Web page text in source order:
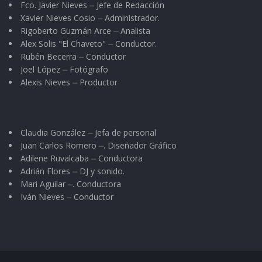
preparados.
–¿Qué promoverías de Jala para el
proyecto Pueblo Mágico?
La basílica Lateranense, que de hecho ya hay un
Se le han hecho algunos arreglos, pero nos
gustaría que más personas de este país
pudieran conocer no sólo su historia
arquitectónica, sino religiosa.
Fco. Javier Nieves ⏤ Jefe de Redacción
Xavier Nieves Cosio ⏤ Administrador.
Rigoberto Guzmán Arce ⏤ Analista
Alex Solis "El Chaveto" ⏤ Conductor.
Rubén Becerra ⏤ Conductor
Joel López ⏤ Fotógrafo
Alexis Nieves ⏤ Productor
Claudia González ⏤ Jefa de personal
Juan Carlos Romero ⏤. Diseñador Gráfico
Adilene Ruvalcaba ⏤ Conductora
Adrián Flores ⏤ DJ y sonido.
Mari Aguilar ⏤. Conductora
Iván Nieves ⏤ Conductor